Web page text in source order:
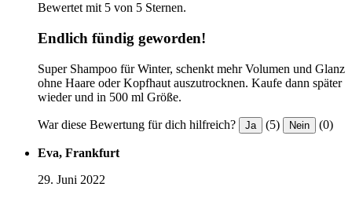
Bewertet mit 5 von 5 Sternen.
Endlich fündig geworden!
Super Shampoo für Winter, schenkt mehr Volumen und Glanz
ohne Haare oder Kopfhaut auszutrocknen. Kaufe dann später
wieder und in 500 ml Größe.
War diese Bewertung für dich hilfreich? Ja (5) Nein (0)
Eva, Frankfurt
29. Juni 2022